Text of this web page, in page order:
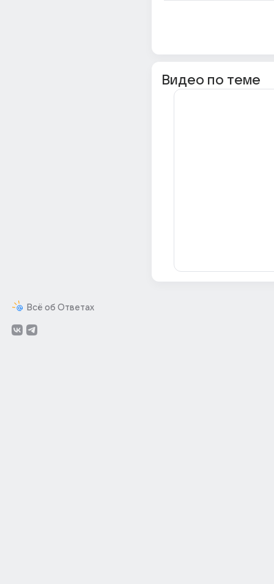
Всё об Ответах
Видео по теме